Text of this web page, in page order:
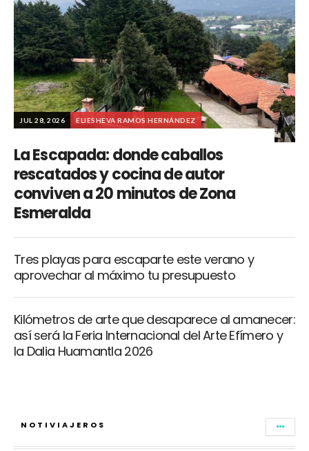
JUL 28, 2026 ELIESHEVA RAMOS HERNÁNDEZ
La Escapada: donde caballos
rescatados y cocina de autor
conviven a 20 minutos de Zona
Esmeralda
Tres playas para escaparte este verano y
aprovechar al máximo tu presupuesto
Kilómetros de arte que desaparece al amanecer:
así será la Feria Internacional del Arte Efímero y
la Dalia Huamantla 2026
NOTIVIAJEROS